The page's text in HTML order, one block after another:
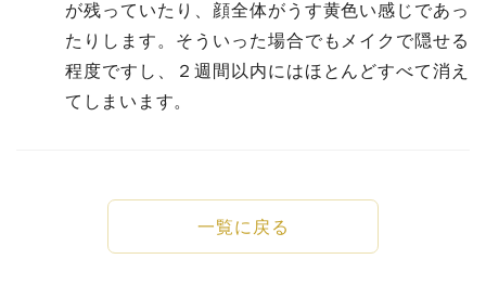
が残っていたり、顔全体がうす黄色い感じであっ
たりします。そういった場合でもメイクで隠せる
程度ですし、２週間以内にはほとんどすべて消え
てしまいます。
一覧に戻る